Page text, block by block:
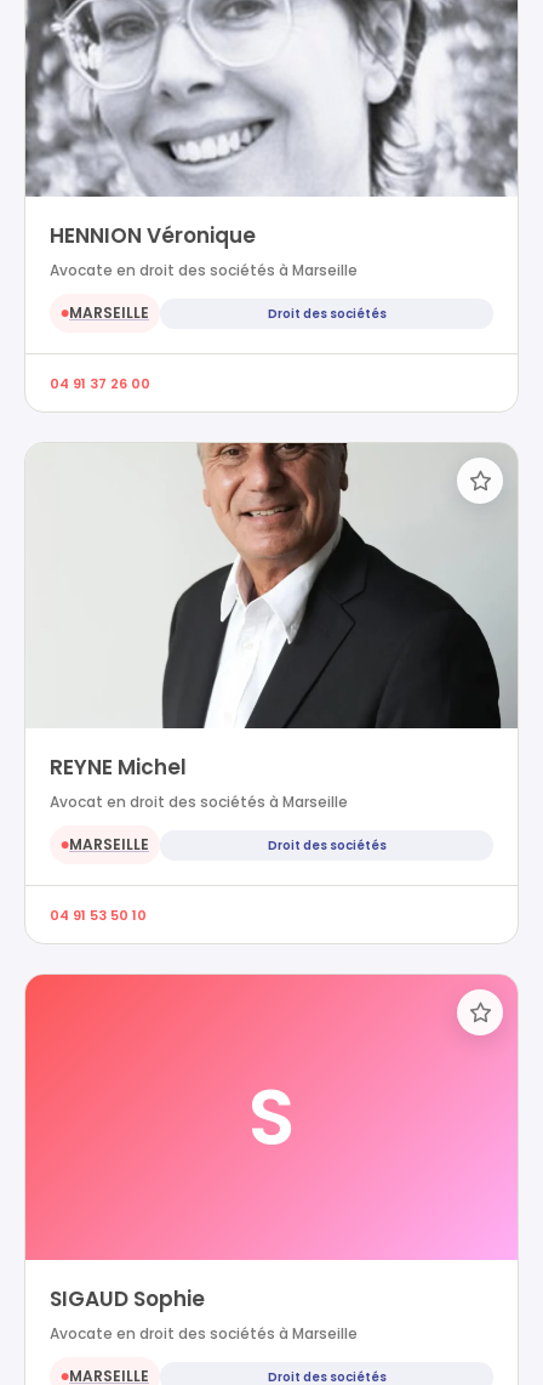
HENNION Véronique
Avocate en droit des sociétés à Marseille
●MARSEILLE Droit des sociétés
04 91 37 26 00
REYNE Michel
Avocat en droit des sociétés à Marseille
●MARSEILLE Droit des sociétés
04 91 53 50 10
S
SIGAUD Sophie
Avocate en droit des sociétés à Marseille
●MARSEILLE Droit des sociétés